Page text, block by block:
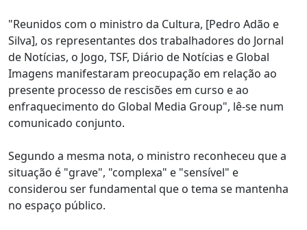
"Reunidos com o ministro da Cultura, [Pedro Adão e
Silva], os representantes dos trabalhadores do Jornal
de Notícias, o Jogo, TSF, Diário de Notícias e Global
Imagens manifestaram preocupação em relação ao
presente processo de rescisões em curso e ao
enfraquecimento do Global Media Group", lê-se num
comunicado conjunto.
Segundo a mesma nota, o ministro reconheceu que a
situação é "grave", "complexa" e "sensível" e
considerou ser fundamental que o tema se mantenha
no espaço público.